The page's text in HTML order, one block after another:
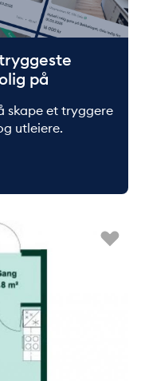
Kun på Husleie.no
på
skape et tryggere
utleiere.